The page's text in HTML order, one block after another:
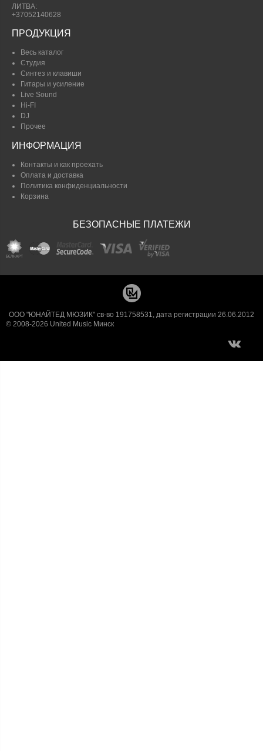
ЛИТВА:
+37052140628
ПРОДУКЦИЯ
Весь каталог
Студия
Синтез и клавиши
Гитары и усиление
Live Sound
Hi-FI
DJ
Прочее
ИНФОРМАЦИЯ
Контакты и как проехать
Оплата и доставка
Политика конфиденциальности
Корзина
БЕЗОПАСНЫЕ ПЛАТЕЖИ
ООО "ЮНАЙТЕД МЮЗИК" св-во 191758531, дата регистрации 26.06.2012
© 2008-2026 United Music Минск